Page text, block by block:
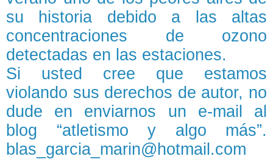
su historia debido a las altas
concentraciones de ozono
detectadas en las estaciones.
Si usted cree que estamos
violando sus derechos de autor, no
dude en enviarnos un e-mail al
blog “atletismo y algo más”.
blas_garcia_marin@hotmail.com